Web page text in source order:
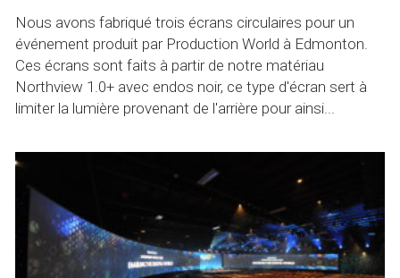
Nous avons fabriqué trois écrans circulaires pour un
événement produit par Production World à Edmonton.
Ces écrans sont faits à partir de notre matériau
Northview 1.0+ avec endos noir, ce type d'écran sert à
limiter la lumière provenant de l'arrière pour ainsi...